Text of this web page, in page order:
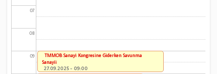
07
08
09
TMMOB Sanayi Kongresine Giderken Savunma
Sanayii
27.09.2025 - 09:00